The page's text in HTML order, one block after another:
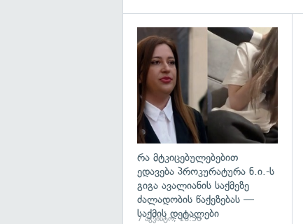
რა მტკიცებულებებით
ედავება პროკურატურა ნ.ი.-ს
გიგა ავალიანის საქმეზე
ძალადობის წაქეზებას —
საქმის დეტალები
7 აგვისტო, 16:50